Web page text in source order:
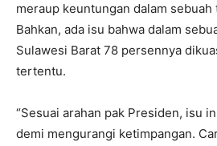
meraup keuntungan dalam
Bahkan, ada isu bahwa dalam
Sulawesi Barat 78 persennya
tertentu.
“Sesuai arahan pak Presiden, isu
demi mengurangi ketimpangan.